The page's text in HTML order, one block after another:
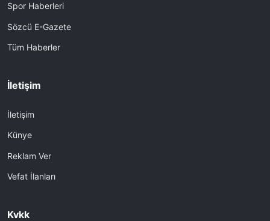
Spor Haberleri
Sözcü E-Gazete
Tüm Haberler
İletişim
İletişim
Künye
Reklam Ver
Vefat İlanları
Kvkk